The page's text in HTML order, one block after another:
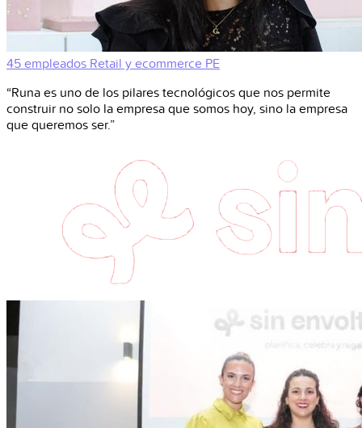
45 empleados Retail y ecommerce PE
“Runa es uno de los pilares tecnológicos que nos permite
construir no solo la empresa que somos hoy, sino la empresa
que queremos ser.”